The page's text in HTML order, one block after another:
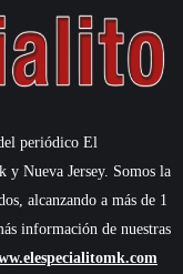
periódico El
y Nueva Jersey. Somos la
alcanzando a más de 1
información de nuestras